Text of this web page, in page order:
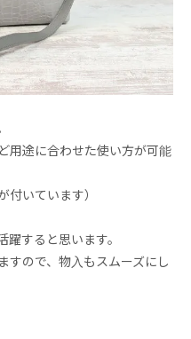
用途に合わせた使い方が可能
付いています）
すると思います。
すので、物入もスムーズにし